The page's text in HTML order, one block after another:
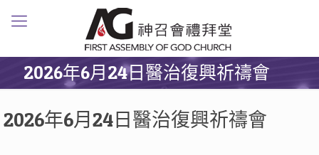
2026年6月24日醫治復興祈禱會
2026年6月24日醫治復興祈禱會